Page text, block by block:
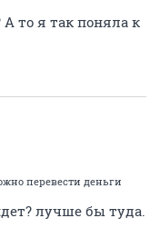
то я так поняла к
перевести деньги
лучше бы туда.